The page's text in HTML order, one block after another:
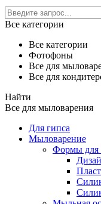
Все категории
Все категории
Фотофоны
Все для
Все для
Найти
Все для мыловарения
Для гипса
Мыловарение
Формы для